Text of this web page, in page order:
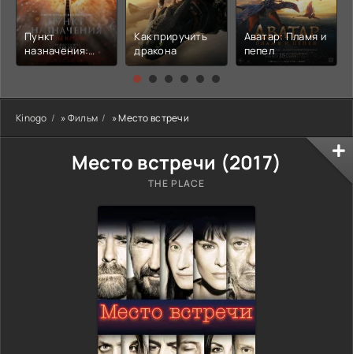
Пункт
назначения:
Узы крови
Как приручить
дракона
Аватар: Пламя и
пепел
Kinogo »Фильм » Место встречи
Место встречи (2017)
THE PLACE